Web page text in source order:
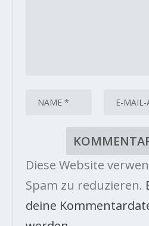
Diese Website
Spam zu reduzieren.
deine